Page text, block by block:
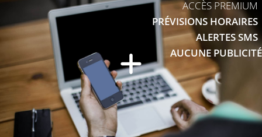
ACCÈS PREMIUM
PRÉVISIONS HORAIRES
ALERTES SMS
AUCUNE PUBLICITÉ